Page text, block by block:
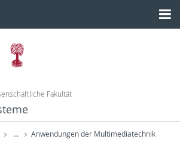
Fakultät
... Anwendungen der Multimediatechnik